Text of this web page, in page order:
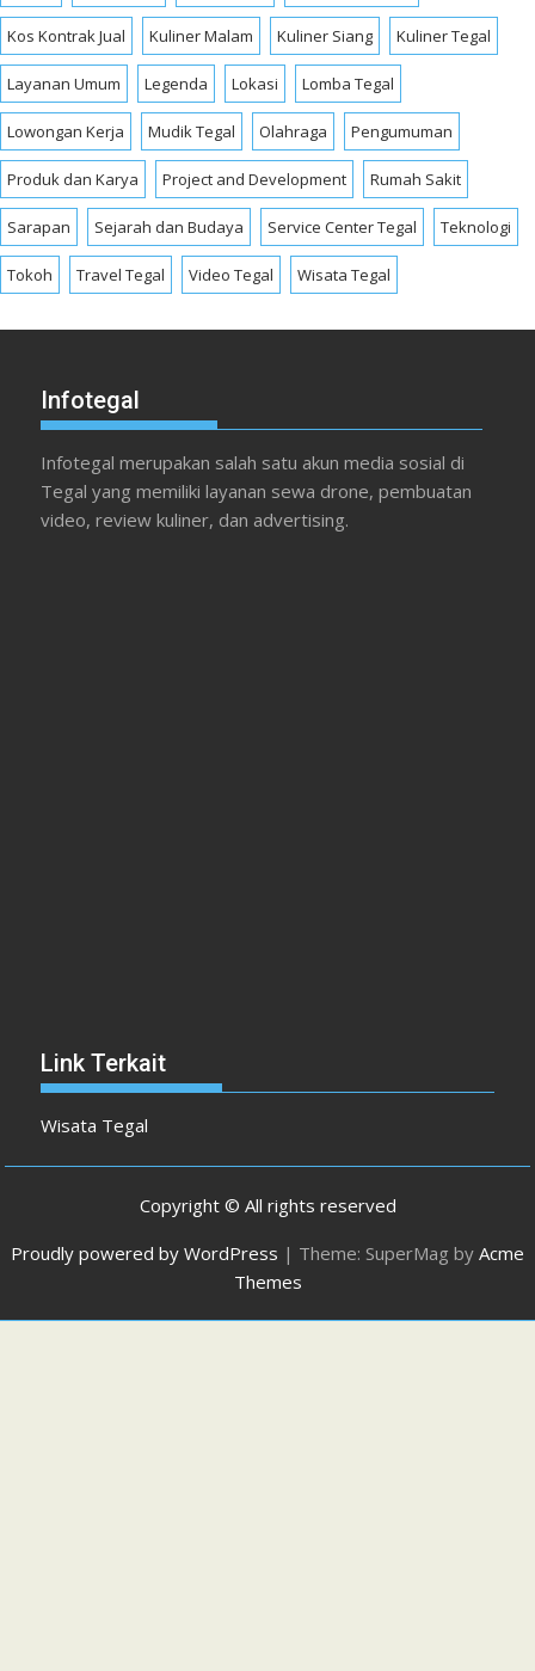
Kos Kontrak Jual Kuliner Malam Kuliner Siang Kuliner Tegal
Layanan Umum Legenda Lokasi Lomba Tegal
Lowongan Kerja Mudik Tegal Olahraga Pengumuman
Produk dan Karya Project and Development Rumah Sakit
Sarapan Sejarah dan Budaya Service Center Tegal Teknologi
Tokoh Travel Tegal Video Tegal Wisata Tegal
Infotegal
Infotegal merupakan salah satu akun media sosial di
Tegal yang memiliki layanan sewa drone, pembuatan
video, review kuliner, dan advertising.
Link Terkait
Wisata Tegal
Copyright © All rights reserved
Proudly powered by WordPress | Theme: SuperMag by Acme
Themes